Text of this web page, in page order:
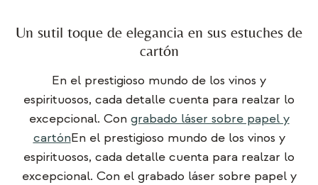
Un sutil toque de elegancia en sus estuches de
cartón
En el prestigioso mundo de los vinos y
espirituosos, cada detalle cuenta para realzar lo
excepcional. Con grabado láser sobre papel y
cartónEn el prestigioso mundo de los vinos y
espirituosos, cada detalle cuenta para realzar lo
excepcional. Con el grabado láser sobre papel y